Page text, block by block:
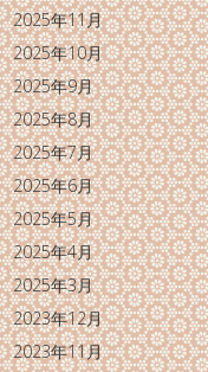
2025年11月
2025年10月
2025年9月
2025年8月
2025年7月
2025年6月
2025年5月
2025年4月
2025年3月
2023年12月
2023年11月